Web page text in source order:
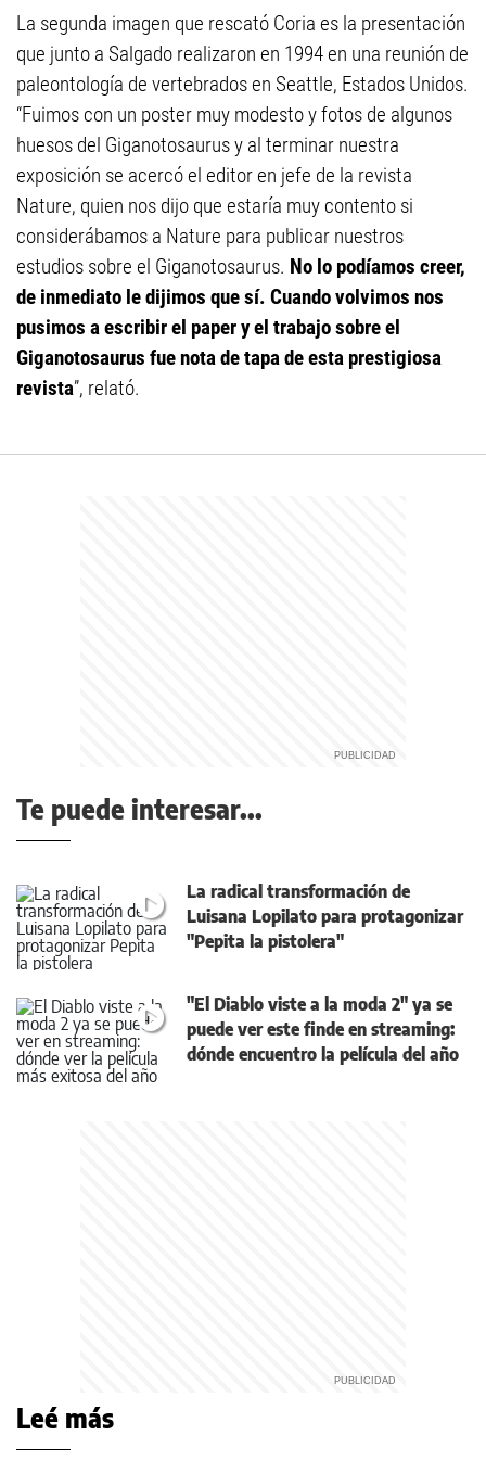
La segunda imagen que rescató Coria es la presentación
que junto a Salgado realizaron en 1994 en una reunión de
paleontología de vertebrados en Seattle, Estados Unidos.
“Fuimos con un poster muy modesto y fotos de algunos
huesos del Giganotosaurus y al terminar nuestra
exposición se acercó el editor en jefe de la revista
Nature, quien nos dijo que estaría muy contento si
considerábamos a Nature para publicar nuestros
estudios sobre el Giganotosaurus. No lo podíamos creer,
de inmediato le dijimos que sí. Cuando volvimos nos
pusimos a escribir el paper y el trabajo sobre el
Giganotosaurus fue nota de tapa de esta prestigiosa
revista”, relató.
Te puede interesar...
La radical transformación de
Luisana Lopilato para protagonizar
"Pepita la pistolera"
"El Diablo viste a la moda 2" ya se
puede ver este finde en streaming:
dónde encuentro la película del año
Leé más